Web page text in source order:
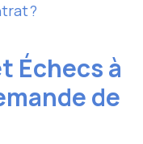
?
Échecs à
de